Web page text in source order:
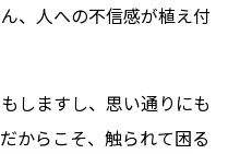
、人への不信感が植え付
しますし、思い通りにも
からこそ、触られて困る